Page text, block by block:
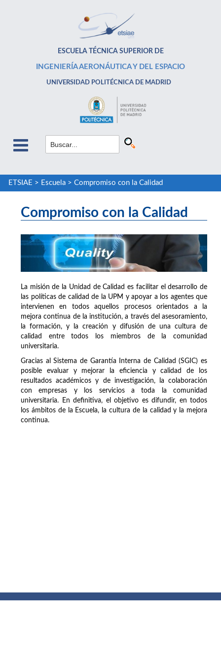
ESCUELA TÉCNICA SUPERIOR DE
INGENIERÍA AERONÁUTICA Y DEL ESPACIO
UNIVERSIDAD POLITÉCNICA DE MADRID
ETSIAE > Escuela> Compromiso con la Calidad
Compromiso con la Calidad
La misión de la Unidad de Calidad es facilitar el desarrollo de
las políticas de calidad de la UPM y apoyar a los agentes que
intervienen en todos aquellos procesos orientados a la
mejora continua de la institución, a través del asesoramiento,
la formación, y la creación y difusión de una cultura de
calidad entre todos los miembros de la comunidad
universitaria.
Gracias al Sistema de Garantía Interna de Calidad (SGIC) es
posible evaluar y mejorar la eficiencia y calidad de los
resultados académicos y de investigación, la colaboración
con empresas y los servicios a toda la comunidad
universitaria. En definitiva, el objetivo es difundir, en todos
los ámbitos de la Escuela, la cultura de la calidad y la mejora
continua.